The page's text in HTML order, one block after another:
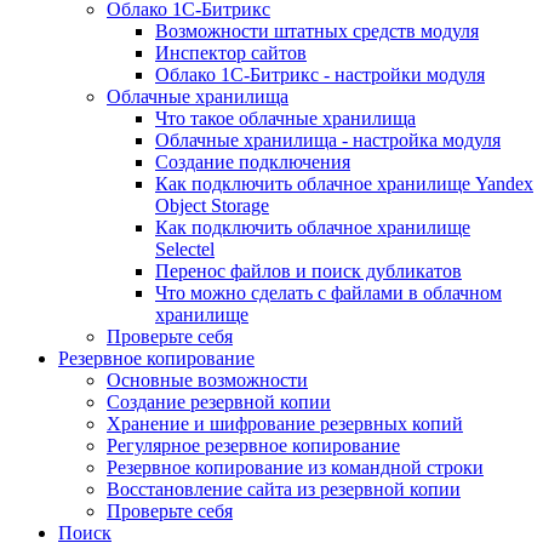
Облако 1С-Битрикс
Возможности штатных средств модуля
Инспектор сайтов
Облако 1С-Битрикс - настройки модуля
Облачные хранилища
Что такое облачные хранилища
Облачные хранилища - настройка модуля
Создание подключения
Как подключить облачное хранилище Yandex
Object Storage
Как подключить облачное хранилище
Selectel
Перенос файлов и поиск дубликатов
Что можно сделать с файлами в облачном
хранилище
Проверьте себя
Резервное копирование
Основные возможности
Создание резервной копии
Хранение и шифрование резервных копий
Регулярное резервное копирование
Резервное копирование из командной строки
Восстановление сайта из резервной копии
Проверьте себя
Поиск